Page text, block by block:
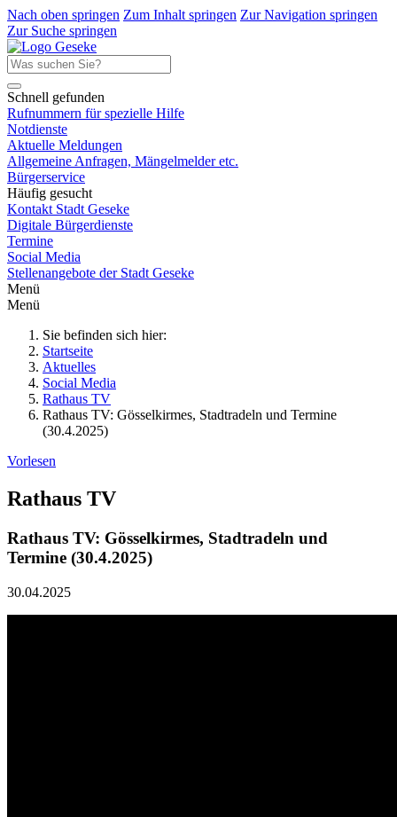
Nach oben springen Zum Inhalt springen Zur Navigation springen
Zur Suche springen
Schnell gefunden
Rufnummern für spezielle Hilfe
Notdienste
Aktuelle Meldungen
Allgemeine Anfragen, Mängelmelder etc.
Bürgerservice
Häufig gesucht
Kontakt Stadt Geseke
Digitale Bürgerdienste
Termine
Social Media
Stellenangebote der Stadt Geseke
Menü
Menü
Sie befinden sich hier:
Startseite
Aktuelles
Social Media
Rathaus TV
Rathaus TV: Gösselkirmes, Stadtradeln und Termine
(30.4.2025)
Vorlesen
Rathaus TV
Rathaus TV: Gösselkirmes, Stadtradeln und
Termine (30.4.2025)
30.04.2025